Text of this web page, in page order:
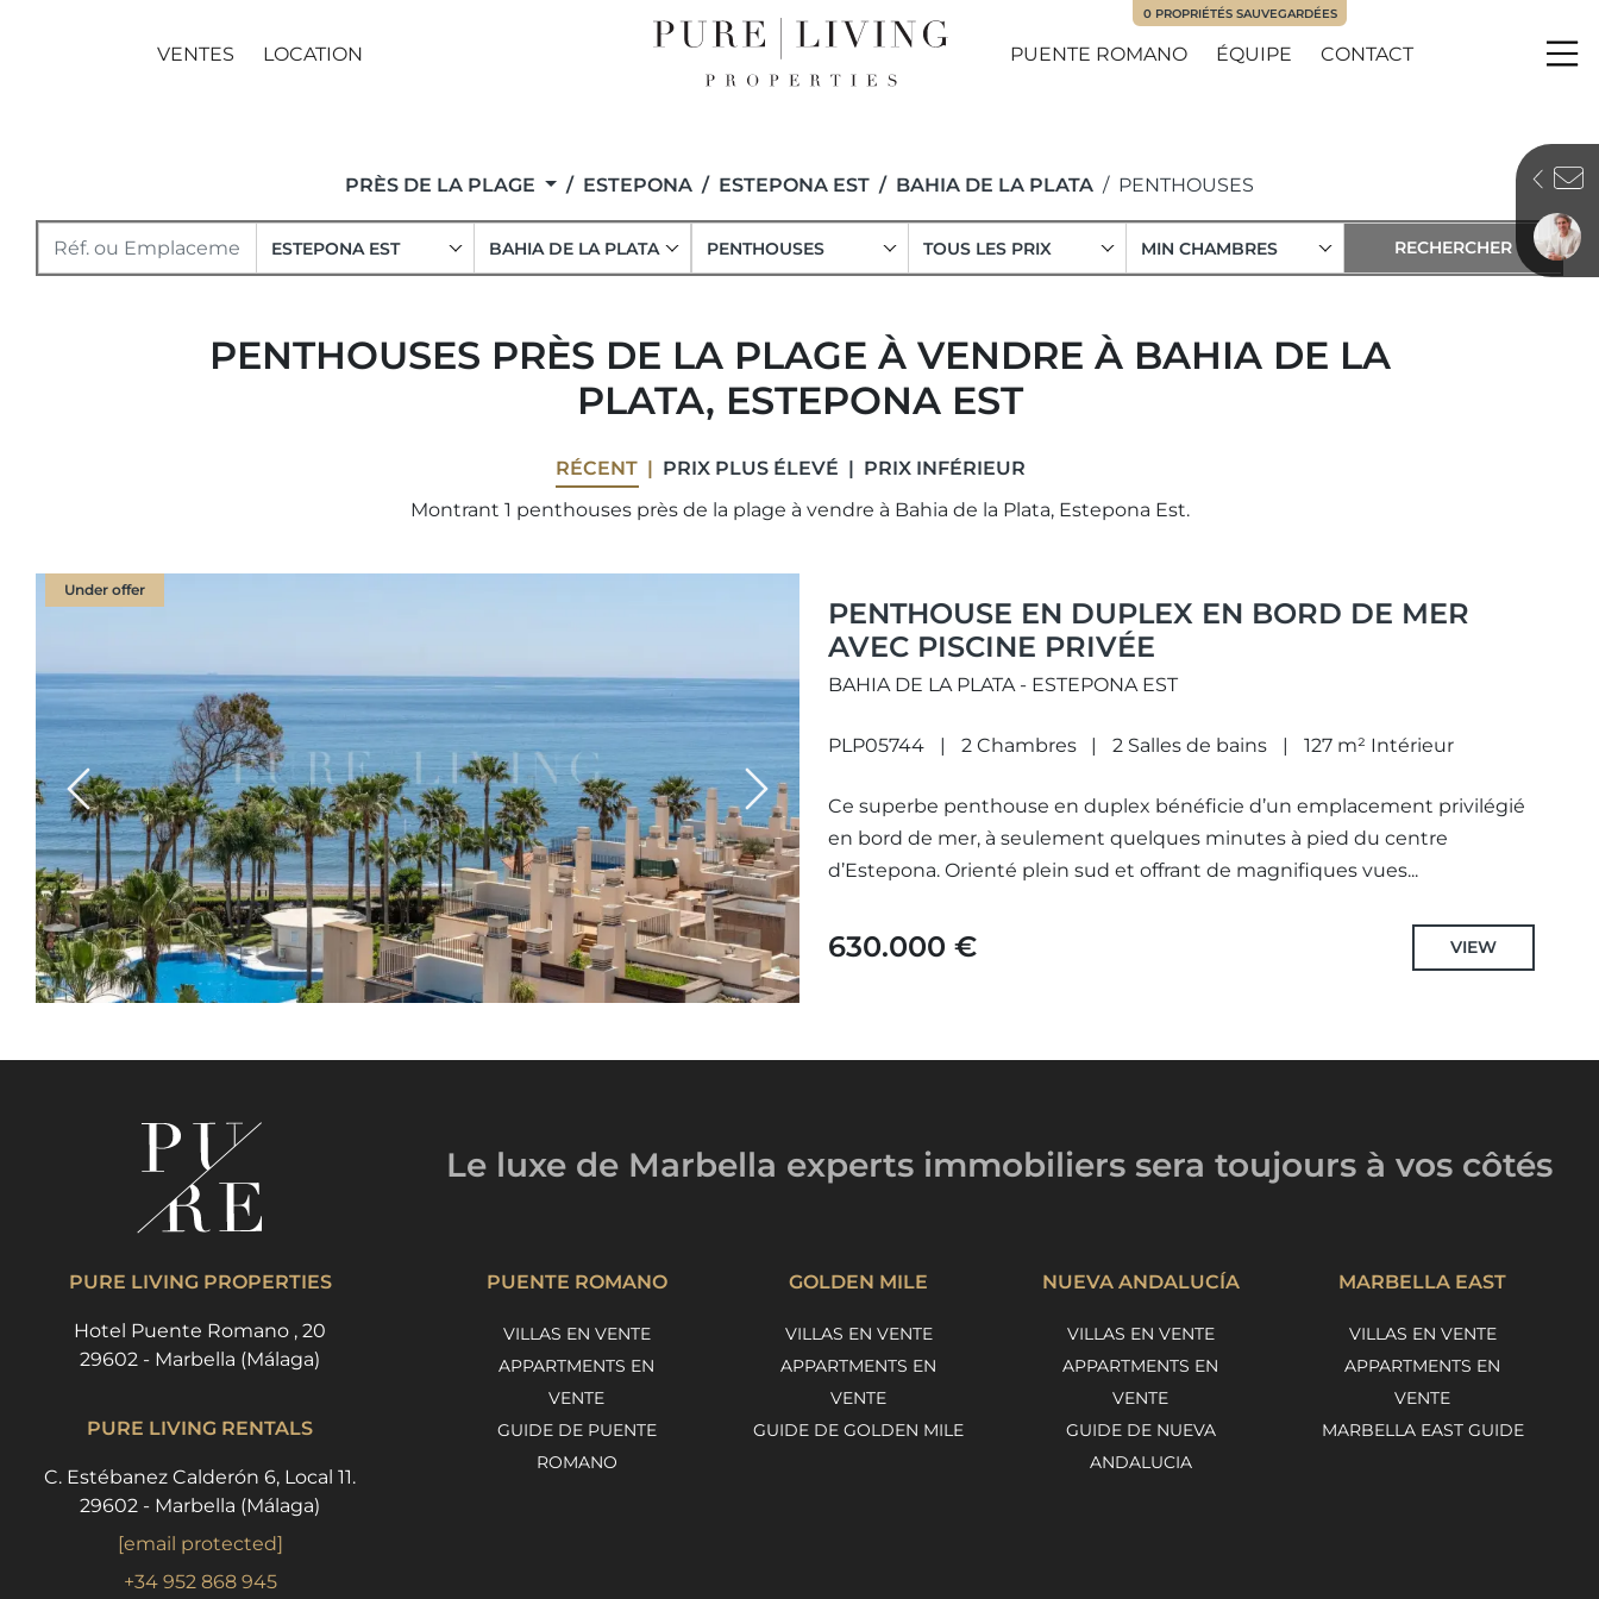
VENTES LOCATION PUENTE ROMANO ÉQUIPE CONTACT
0 PROPRIÉTÉS SAUVEGARDÉES
PRÈS DE LA PLAGE ESTEPONA ESTEPONA EST BAHIA DE LA PLATA PENTHOUSES
ESTEPONA EST BAHIA DE LA PLATA PENTHOUSES TOUS LES PRIX MIN CHAMBRES
PENTHOUSES PRÈS DE LA PLAGE À VENDRE À BAHIA DE LA
PLATA, ESTEPONA EST
RÉCENT PRIX ​​PLUS ÉLEVÉ
PRIX ​​INFÉRIEUR
Montrant 1 penthouses près de la plage à vendre à Bahia de la Plata, Estepona Est.
Under offer
Previous Next
PENTHOUSE EN DUPLEX EN BORD DE MER
AVEC PISCINE PRIVÉE
BAHIA DE LA PLATA - ESTEPONA EST
PLP05744 2 Chambres 2 Salles de bains 127 m² Intérieur
Ce superbe penthouse en duplex bénéficie d’un emplacement privilégié
en bord de mer, à seulement quelques minutes à pied du centre
d’Estepona. Orienté plein sud et offrant de magnifiques vues...
630.000 € VIEW
Le luxe de Marbella experts immobiliers sera toujours à vos côtés
PURE LIVING PROPERTIES
Hotel Puente Romano , 20
29602 - Marbella (Málaga)
PURE LIVING RENTALS
C. Estébanez Calderón 6, Local 11.
29602 - Marbella (Málaga)
[email protected]
+34 952 868 945
PUENTE ROMANO
VILLAS EN VENTE
APPARTMENTS EN
VENTE
GUIDE DE PUENTE
ROMANO
GOLDEN MILE
VILLAS EN VENTE
APPARTMENTS EN
VENTE
GUIDE DE GOLDEN MILE
NUEVA ANDALUCÍA
VILLAS EN VENTE
APPARTMENTS EN
VENTE
GUIDE DE NUEVA
ANDALUCIA
MARBELLA EAST
VILLAS EN VENTE
APPARTMENTS EN
VENTE
MARBELLA EAST GUIDE